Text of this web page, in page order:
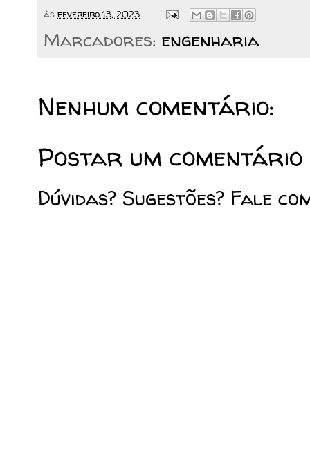
às fevereiro 13, 2023
Marcadores: engenharia
Nenhum comentário:
Postar um comentário
Dúvidas? Sugestões? Fale